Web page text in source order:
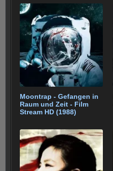
Moontrap - Gefangen in
Raum und Zeit - Film
Stream HD (1988)